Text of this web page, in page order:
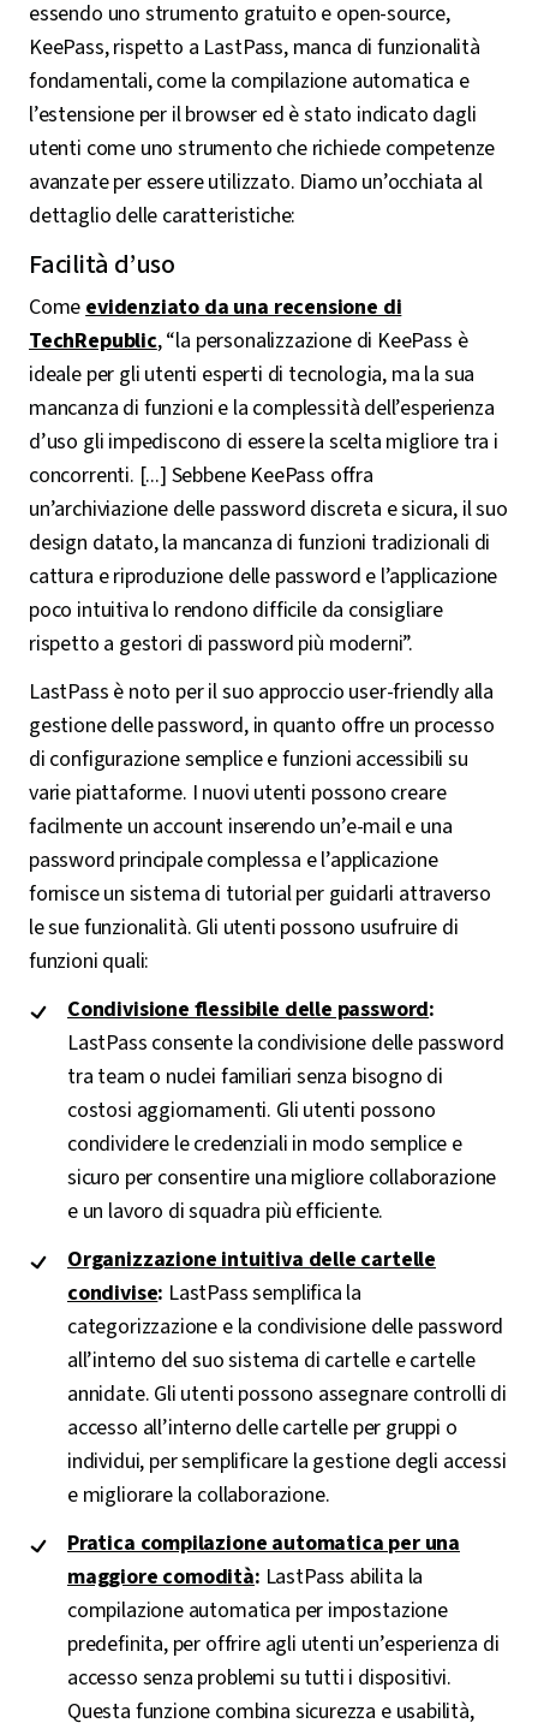
essendo uno strumento gratuito e open-source,
KeePass, rispetto a LastPass, manca di funzionalità
fondamentali, come la compilazione automatica e
l’estensione per il browser ed è stato indicato dagli
utenti come uno strumento che richiede competenze
avanzate per essere utilizzato. Diamo un’occhiata al
dettaglio delle caratteristiche:
Facilità d’uso
Comeevidenziato da una recensione di
TechRepublic, “la personalizzazione di KeePass è
ideale per gli utenti esperti di tecnologia, ma la sua
mancanza di funzioni e la complessità dell’esperienza
d’uso gli impediscono di essere la scelta migliore tra i
concorrenti. [...] Sebbene KeePass offra
un’archiviazione delle password discreta e sicura, il suo
design datato, la mancanza di funzioni tradizionali di
cattura e riproduzione delle password e l’applicazione
poco intuitiva lo rendono difficile da consigliare
rispetto a gestori di password più moderni”.
LastPass è noto per il suo approccio user-friendly alla
gestione delle password, in quanto offre un processo
di configurazione semplice e funzioni accessibili su
varie piattaforme. I nuovi utenti possono creare
facilmente un account inserendo un’e-mail e una
password principale complessa e l’applicazione
fornisce un sistema di tutorial per guidarli attraverso
le sue funzionalità. Gli utenti possono usufruire di
funzioni quali:
Condivisione flessibile delle password:
LastPass consente la condivisione delle password
tra team o nuclei familiari senza bisogno di
costosi aggiornamenti. Gli utenti possono
condividere le credenziali in modo semplice e
sicuro per consentire una migliore collaborazione
e un lavoro di squadra più efficiente.
Organizzazione intuitiva delle cartelle
condivise: LastPass semplifica la
categorizzazione e la condivisione delle password
all’interno del suo sistema di cartelle e cartelle
annidate. Gli utenti possono assegnare controlli di
accesso all’interno delle cartelle per gruppi o
individui, per semplificare la gestione degli accessi
e migliorare la collaborazione.
Pratica compilazione automatica per una
maggiore comodità: LastPass abilita la
compilazione automatica per impostazione
predefinita, per offrire agli utenti un’esperienza di
accesso senza problemi su tutti i dispositivi.
Questa funzione combina sicurezza e usabilità,